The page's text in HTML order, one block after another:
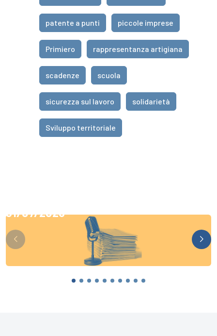
patente a punti piccole imprese
Primiero rappresentanza artigiana
scadenze scuola
sicurezza sul lavoro solidarietà
Sviluppo territoriale
31/07/2026